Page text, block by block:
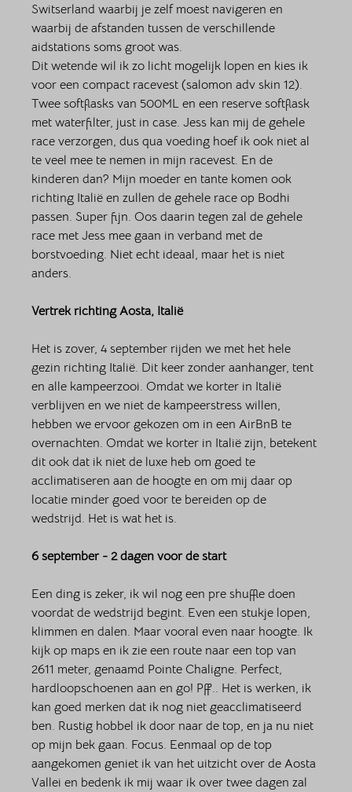
Switserland waarbij je zelf moest navigeren en
waarbij de afstanden tussen de verschillende
aidstations soms groot was.
Dit wetende wil ik zo licht mogelijk lopen en kies ik
voor een compact racevest (salomon adv skin 12).
Twee softflasks van 500ML en een reserve softflask
met waterfilter, just in case. Jess kan mij de gehele
race verzorgen, dus qua voeding hoef ik ook niet al
te veel mee te nemen in mijn racevest. En de
kinderen dan? Mijn moeder en tante komen ook
richting Italië en zullen de gehele race op Bodhi
passen. Super fijn. Oos daarin tegen zal de gehele
race met Jess mee gaan in verband met de
borstvoeding. Niet echt ideaal, maar het is niet
anders.
Vertrek richting Aosta, Italië
Het is zover, 4 september rijden we met het hele
gezin richting Italië. Dit keer zonder aanhanger, tent
en alle kampeerzooi. Omdat we korter in Italië
verblijven en we niet de kampeerstress willen,
hebben we ervoor gekozen om in een AirBnB te
overnachten. Omdat we korter in Italië zijn, betekent
dit ook dat ik niet de luxe heb om goed te
acclimatiseren aan de hoogte en om mij daar op
locatie minder goed voor te bereiden op de
wedstrijd. Het is wat het is.
6 september - 2 dagen voor de start
Een ding is zeker, ik wil nog een pre shuffle doen
voordat de wedstrijd begint. Even een stukje lopen,
klimmen en dalen. Maar vooral even naar hoogte. Ik
kijk op maps en ik zie een route naar een top van
2611 meter, genaamd Pointe Chaligne. Perfect,
hardloopschoenen aan en go! Pff.. Het is werken, ik
kan goed merken dat ik nog niet geacclimatiseerd
ben. Rustig hobbel ik door naar de top, en ja nu niet
op mijn bek gaan. Focus. Eenmaal op de top
aangekomen geniet ik van het uitzicht over de Aosta
Vallei en bedenk ik mij waar ik over twee dagen zal